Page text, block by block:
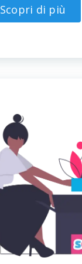
Scopri di più